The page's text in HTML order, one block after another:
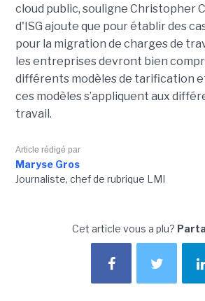
cloud public, souligne Christopher
d'ISG ajoute que pour établir des
pour la migration de charges de
les entreprises devront bien
différents modèles de tarification
ces modèles s’appliquent aux
travail.
Article rédigé par
Maryse Gros
Journaliste, chef de rubrique LMI
Cet article vous a plu?